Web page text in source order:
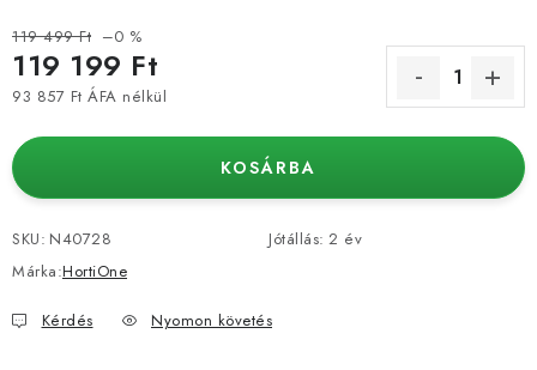
119 499 Ft –0 %
119 199 Ft
93 857 Ft ÁFA nélkül
KOSÁRBA
SKU: N40728
Márka:HortiOne
Jótállás: 2 év
Kérdés Nyomon követés